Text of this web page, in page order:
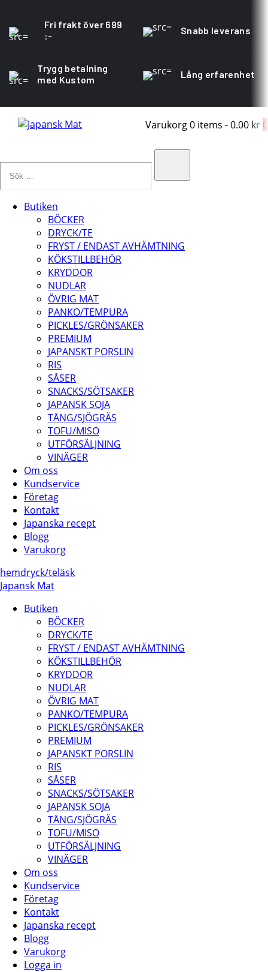
Fri frakt över 699
:-
Snabb leverans
Trygg betalning
med Kustom
Lång erfarenhet
Varukorg0 items -0.00 kr 0
Butiken
BÖCKER
DRYCK/TE
FRYST / ENDAST AVHÄMTNING
KÖKSTILLBEHÖR
KRYDDOR
NUDLAR
ÖVRIG MAT
PANKO/TEMPURA
PICKLES/GRÖNSAKER
PREMIUM
JAPANSKT PORSLIN
RIS
SÅSER
SNACKS/SÖTSAKER
JAPANSK SOJA
TÅNG/SJÖGRÄS
TOFU/MISO
UTFÖRSÄLJNING
VINÄGER
Om oss
Kundservice
Företag
Kontakt
Japanska recept
Blogg
Varukorg
hemdryck/teläsk
Japansk Mat
Butiken
BÖCKER
DRYCK/TE
FRYST / ENDAST AVHÄMTNING
KÖKSTILLBEHÖR
KRYDDOR
NUDLAR
ÖVRIG MAT
PANKO/TEMPURA
PICKLES/GRÖNSAKER
PREMIUM
JAPANSKT PORSLIN
RIS
SÅSER
SNACKS/SÖTSAKER
JAPANSK SOJA
TÅNG/SJÖGRÄS
TOFU/MISO
UTFÖRSÄLJNING
VINÄGER
Om oss
Kundservice
Företag
Kontakt
Japanska recept
Blogg
Varukorg
Logga in